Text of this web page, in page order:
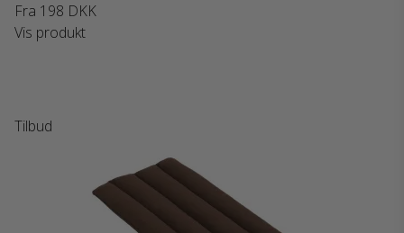
Fra 198 DKK
Vis produkt
Tilbud